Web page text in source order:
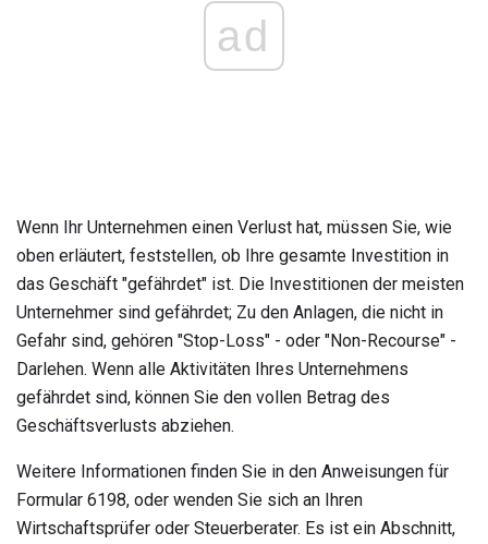
ad
Wenn Ihr Unternehmen einen Verlust hat, müssen Sie, wie
oben erläutert, feststellen, ob Ihre gesamte Investition in
das Geschäft "gefährdet" ist. Die Investitionen der meisten
Unternehmer sind gefährdet; Zu den Anlagen, die nicht in
Gefahr sind, gehören "Stop-Loss" - oder "Non-Recourse" -
Darlehen. Wenn alle Aktivitäten Ihres Unternehmens
gefährdet sind, können Sie den vollen Betrag des
Geschäftsverlusts abziehen.
Weitere Informationen finden Sie in den Anweisungen für
Formular 6198, oder wenden Sie sich an Ihren
Wirtschaftsprüfer oder Steuerberater. Es ist ein Abschnitt,